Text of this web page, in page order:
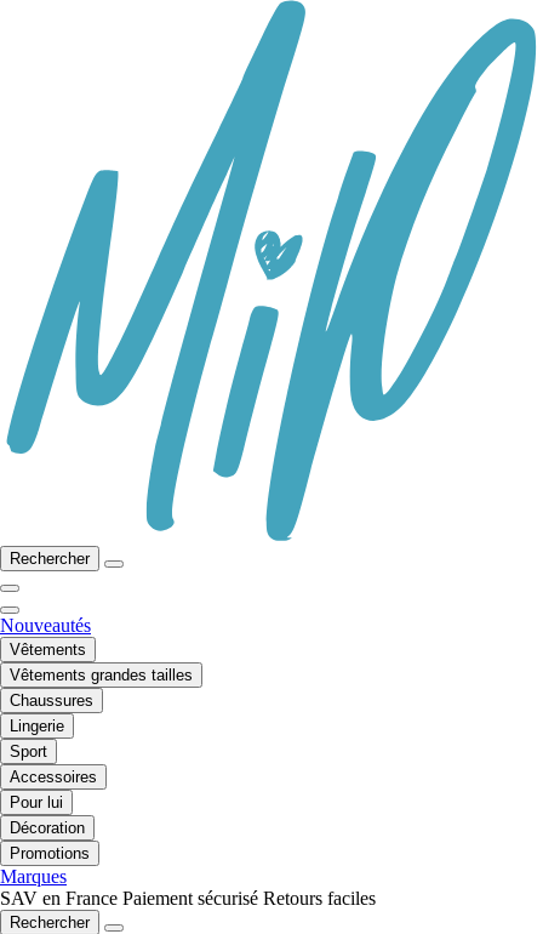
Rechercher
Nouveautés
Vêtements
Vêtements grandes tailles
Chaussures
Lingerie
Sport
Accessoires
Pour lui
Décoration
Promotions
Marques
SAV en France Paiement sécurisé Retours faciles
Rechercher